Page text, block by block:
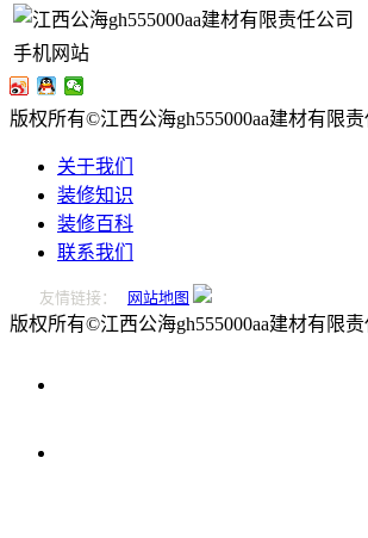
手机网站
版权所有©江西公海gh555000aa建材有限责
关于我们
装修知识
装修百科
联系我们
友情链接： 网站地图
版权所有©江西公海gh555000aa建材有限责